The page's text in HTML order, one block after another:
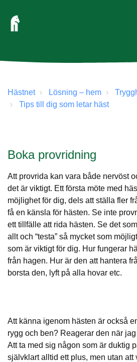
Hästnet Lösning – hem
Tips till dig som letar häst
Boka provridning
Att provrida kan vara både nervöst
det är viktigt. Ett första möte med
möjlighet för dig, dels att ställa fler
få en känsla för hästen. Se inte
ett tillfälle att rida hästen. Se det
allt och “testa” så mycket som
som är viktigt för dig. Hur fungerar
från hagen. Hur är den att hantera
borsta den, lyft på alla hovar etc.
Att känna igenom hästen är också
rygg och ben? Reagerar den när
Att ta med sig någon som är duktig
självklart alltid ett plus, men utan att